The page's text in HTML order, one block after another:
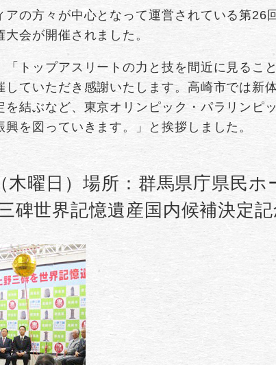
アの方々が中心となって運営されている第26
大会が開催されました。
「トップアスリートの力と技を間近に見るこ
していただき感謝いたします。高崎市では新
を結ぶなど、東京オリンピック・パラリンピ
興を図っていきます。」と挨拶しました。
木曜日）場所：群馬県庁県民
碑世界記憶遺産国内候補決定